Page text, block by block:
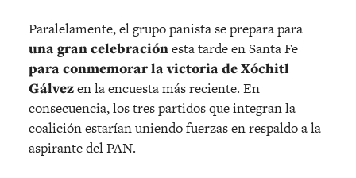
Paralelamente, el grupo panista se prepara para
una gran celebraciónesta tarde en Santa Fe
para conmemorar la victoriade Xóchitl
Gálvezen la encuesta más reciente. En
consecuencia, los tres partidos que integran la
coalición estarían uniendo fuerzas en respaldo a la
aspirante del PAN.